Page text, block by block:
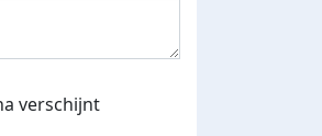
verschijnt